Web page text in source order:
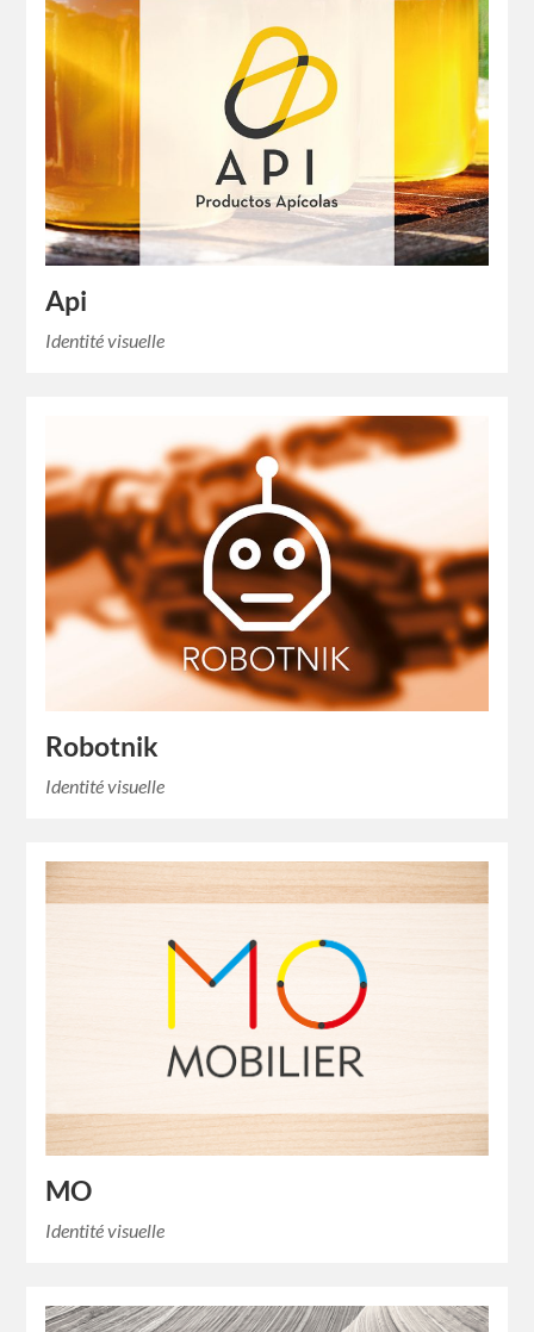
Api
Identité visuelle
Robotnik
Identité visuelle
MO
Identité visuelle